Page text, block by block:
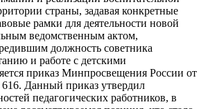
страны, задавая конкретные
рамки для деятельности новой
ведомственным актом,
должность советника
и работе с детскими
приказ Минпросвещения России от
616. Данный приказ утвердил
педагогических работников, в